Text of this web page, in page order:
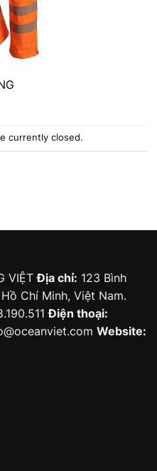
currently closed.
VIỆTĐịa chỉ: 123 Bình
Chí Minh, Việt Nam.
Điện thoại:
Website: